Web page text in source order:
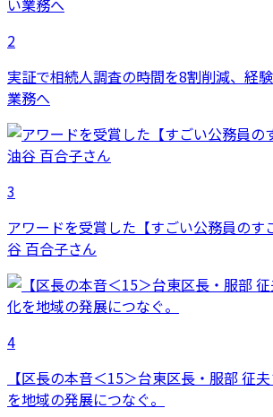
2
実証で相続人調査の時間を8割削減、経
業務へ
3
アワードを受賞した【すごい公務員のす
谷 百合子さん
4
【区長の本音＜15＞台東区長・服部 征
を地域の発展につなぐ。